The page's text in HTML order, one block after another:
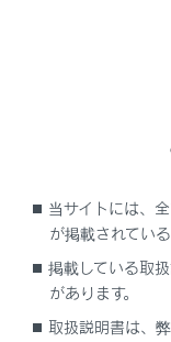
て使用します。（
発炎筒を使うに
当サイトには、
が掲載されてい
掲載している取
があります。
取扱説明書は、